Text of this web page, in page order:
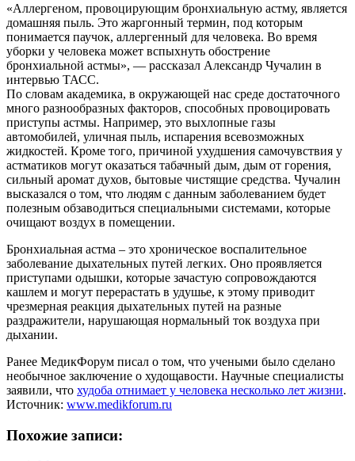
«Аллергеном, провоцирующим бронхиальную астму, является
домашняя пыль. Это жаргонный термин, под которым
понимается паучок, аллергенный для человека. Во время
уборки у человека может вспыхнуть обострение
бронхиальной астмы», — рассказал Александр Чучалин в
интервью ТАСС.
По словам академика, в окружающей нас среде достаточного
много разнообразных факторов, способных провоцировать
приступы астмы. Например, это выхлопные газы
автомобилей, уличная пыль, испарения всевозможных
жидкостей. Кроме того, причиной ухудшения самочувствия у
астматиков могут оказаться табачный дым, дым от горения,
сильный аромат духов, бытовые чистящие средства. Чучалин
высказался о том, что людям с данным заболеванием будет
полезным обзаводиться специальными системами, которые
очищают воздух в помещении.
Бронхиальная астма – это хроническое воспалительное
заболевание дыхательных путей легких. Оно проявляется
приступами одышки, которые зачастую сопровождаются
кашлем и могут перерастать в удушье, к этому приводит
чрезмерная реакция дыхательных путей на разные
раздражители, нарушающая нормальный ток воздуха при
дыхании.
Ранее МедикФорум писал о том, что учеными было сделано
необычное заключение о худощавости. Научные специалисты
заявили, что худоба отнимает у человека несколько лет жизни.
Источник: www.medikforum.ru
Похожие записи: